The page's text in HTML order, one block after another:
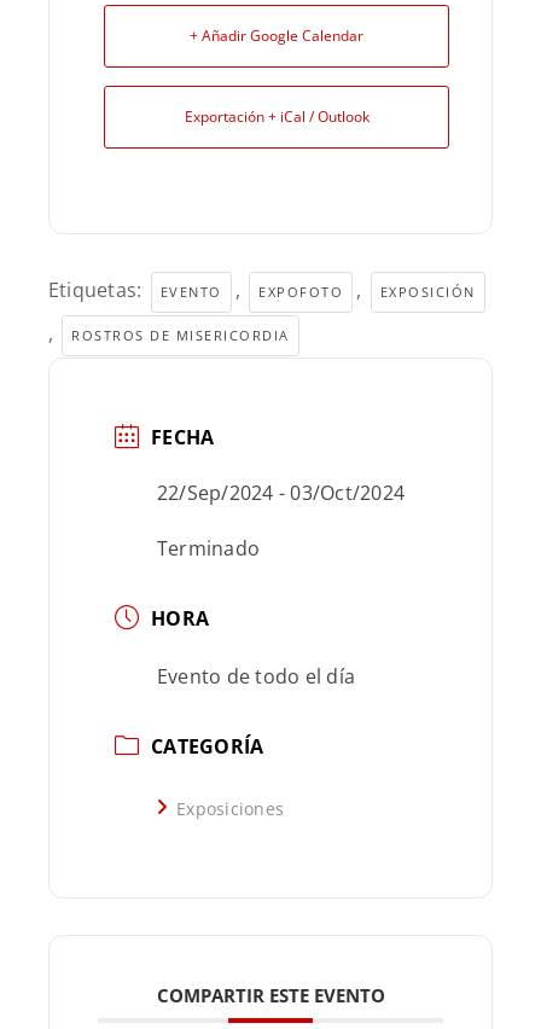
+ Añadir Google Calendar
Exportación + iCal / Outlook
Etiquetas: EVENTO , EXPOFOTO , EXPOSICIÓN
, ROSTROS DE MISERICORDIA
FECHA
22/Sep/2024 - 03/Oct/2024
Terminado
HORA
Evento de todo el día
CATEGORÍA
Exposiciones
COMPARTIR ESTE EVENTO